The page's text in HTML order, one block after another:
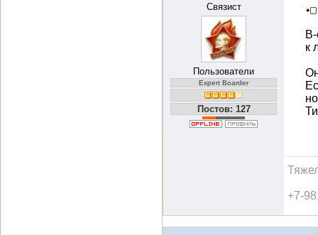
Связист
Пользователи
Expert Boarder
Постов: 127
к
+7-